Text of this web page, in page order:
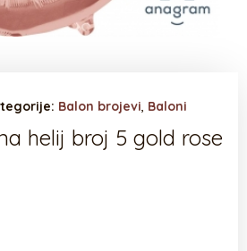
Balon brojevi Baloni
helij broj 5 gold rose